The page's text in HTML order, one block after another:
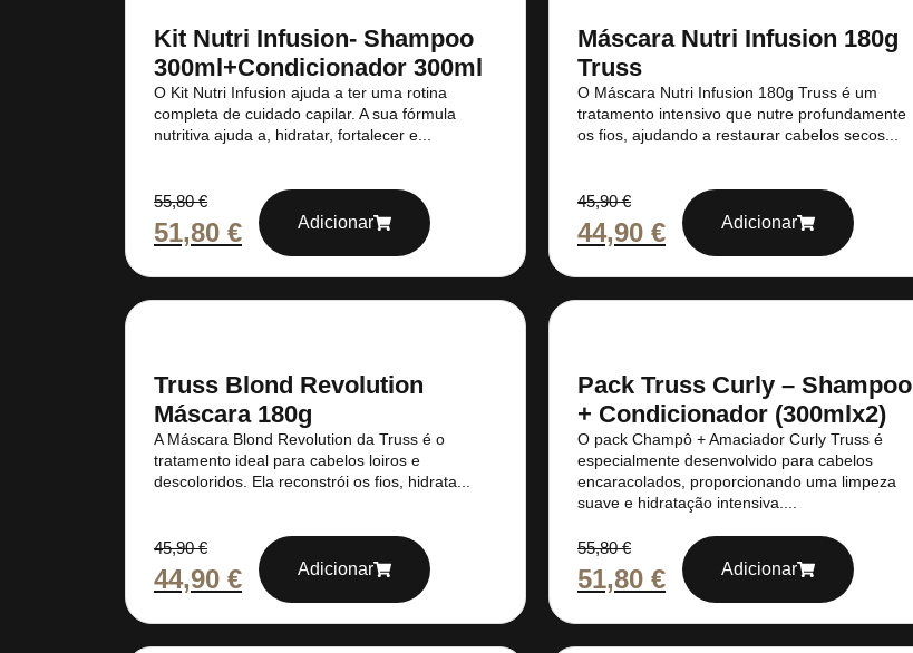
Kit Nutri Infusion- Shampoo
300ml+Condicionador 300ml
O Kit Nutri Infusion ajuda a ter uma rotina
completa de cuidado capilar. A sua fórmula
nutritiva ajuda a, hidratar, fortalecer e...
55,80€
51,80 € Adicionar
Máscara Nutri Infusion 180g
Truss
O Máscara Nutri Infusion 180g Truss é um
tratamento intensivo que nutre profundamente
os fios, ajudando a restaurar cabelos secos...
45,90€
44,90 € Adicionar
Truss Blond Revolution
Máscara 180g
A Máscara Blond Revolution da Truss é o
tratamento ideal para cabelos loiros e
descoloridos. Ela reconstrói os fios, hidrata...
45,90€
44,90 € Adicionar
Pack Truss Curly – Shampoo
+ Condicionador (300mlx2)
O pack Champô + Amaciador Curly Truss é
especialmente desenvolvido para cabelos
encaracolados, proporcionando uma limpeza
suave e hidratação intensiva....
55,80€
51,80 € Adicionar